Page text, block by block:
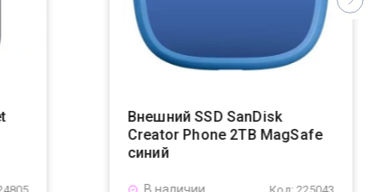
Внешний SSD SanDisk
Creator Phone 2TB MagSafe
синий